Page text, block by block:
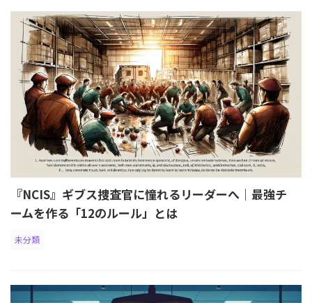
『NCIS』ギブス捜査官に憧れるリーダーへ｜最強チ
ームを作る「12のルール」とは
未分類